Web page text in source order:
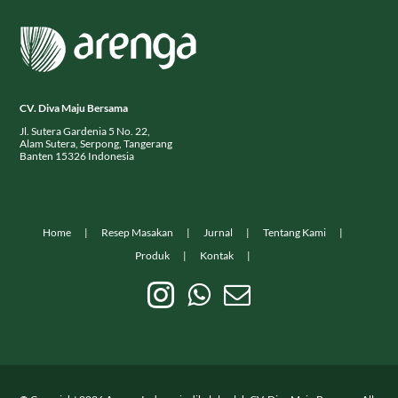
CV. Diva Maju Bersama
Jl. Sutera Gardenia 5 No. 22,
Alam Sutera, Serpong, Tangerang
Banten 15326 Indonesia
Home Resep Masakan Jurnal
Tentang Kami
Produk
Kontak